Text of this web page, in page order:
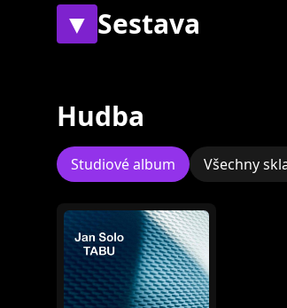
▼ Sestava
Ján Spišák
Hudba
Studiové album Všechny